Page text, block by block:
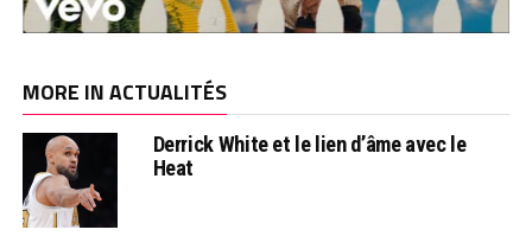
MORE IN ACTUALITÉS
Derrick White et le lien d’âme avec le
Heat